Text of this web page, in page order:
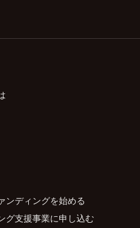
ンディングを始める
グ支援事業に申し込む